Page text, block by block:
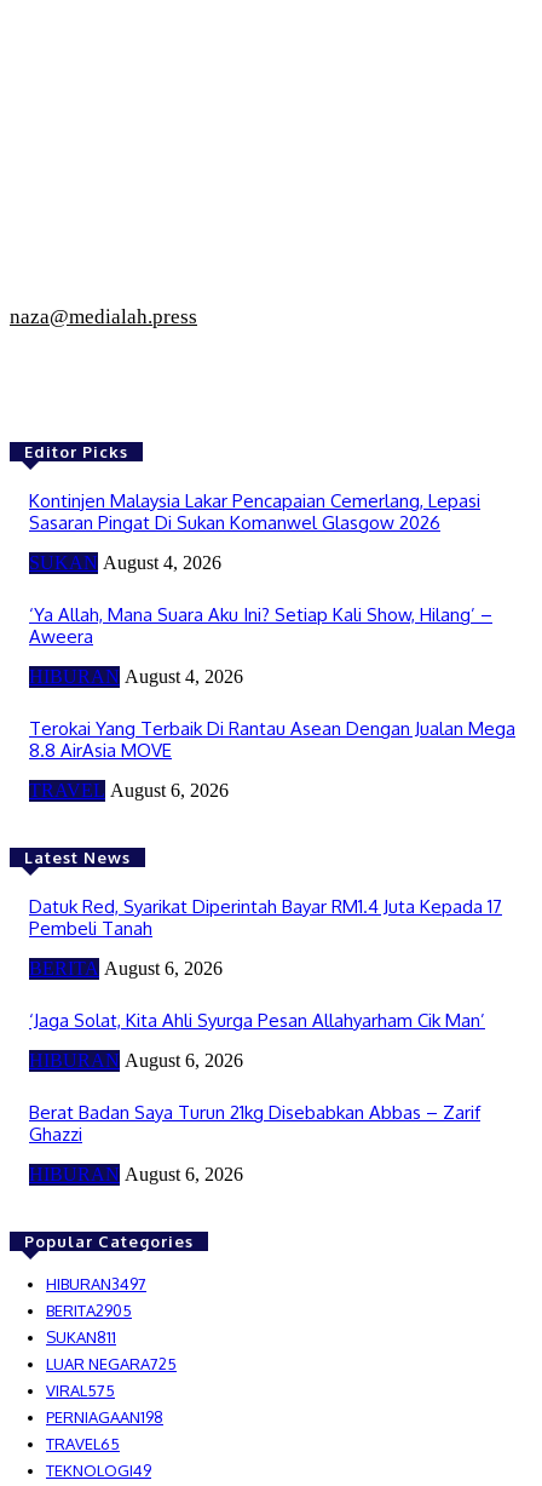
naza@medialah.press
Editor Picks
Kontinjen Malaysia Lakar Pencapaian Cemerlang, Lepasi
Sasaran Pingat Di Sukan Komanwel Glasgow 2026
SUKAN August 4, 2026
‘Ya Allah, Mana Suara Aku Ini? Setiap Kali Show, Hilang’ –
Aweera
HIBURAN August 4, 2026
Terokai Yang Terbaik Di Rantau Asean Dengan Jualan Mega
8.8 AirAsia MOVE
TRAVEL August 6, 2026
Latest News
Datuk Red, Syarikat Diperintah Bayar RM1.4 Juta Kepada 17
Pembeli Tanah
BERITA August 6, 2026
‘Jaga Solat, Kita Ahli Syurga Pesan Allahyarham Cik Man’
HIBURAN August 6, 2026
Berat Badan Saya Turun 21kg Disebabkan Abbas – Zarif
Ghazzi
HIBURAN August 6, 2026
Popular Categories
HIBURAN3497
BERITA2905
SUKAN811
LUAR NEGARA725
VIRAL 575
PERNIAGAAN198
TRAVEL 65
TEKNOLOGI49